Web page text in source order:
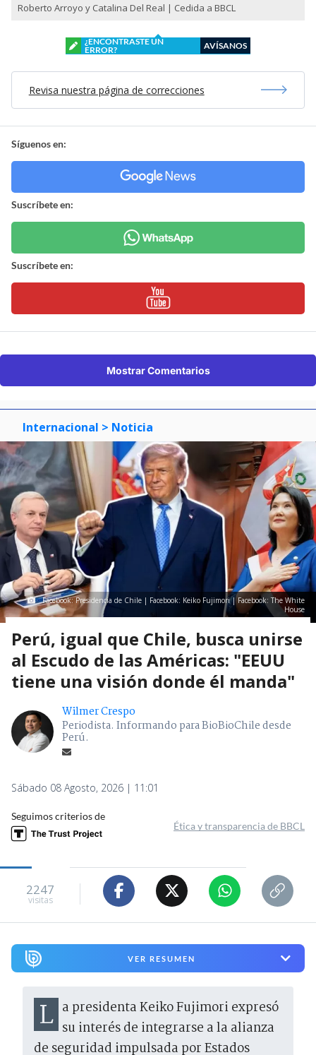
Roberto Arroyo y Catalina Del Real | Cedida a BBCL
¿ENCONTRASTE UN
ERROR?
AVÍSANOS
Revisa nuestra página de correcciones
Síguenos en:
Suscríbete en:
Suscríbete en:
Mostrar Comentarios
Internacional > Noticia
Facebook: Presidencia de Chile | Facebook: Keiko Fujimori | Facebook: The White
House
Perú, igual que Chile, busca unirse
al Escudo de las Américas: "EEUU
tiene una visión donde él manda"
Wilmer Crespo
Periodista. Informando para BioBioChile desde
Perú.
Sábado 08 Agosto, 2026 | 11:01
Seguimos criterios de
Ética y transparencia de BBCL
2247
visitas
VER RESUMEN
La presidenta Keiko Fujimori expresó su interés de integrarse a la alianza
de seguridad impulsada por Estados